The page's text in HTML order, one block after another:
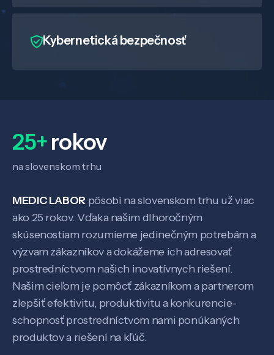
Veda a výskum
Pôsobenie
Know-how
Kybernetická bezpečnosť
25+rokov
na slovenskom trhu
MEDIC LABOR pôsobí na slovenskom trhu už viac
ako 25 rokov. Vďaka našim dlhoročným
skúsenostiam rozumieme jedinečným potrebám a
výzvam zákazníkov a dokážeme ich adresovať
prostredníctvom našich inovatívnych riešení.
Našim cieľom je pomôcť zákazníkom a partnerom
zlepšiť efektivitu, produktivitu a konkurencie-
schopnosť prostredníctvom nami ponúkaných
produktov a riešení na kľúč.